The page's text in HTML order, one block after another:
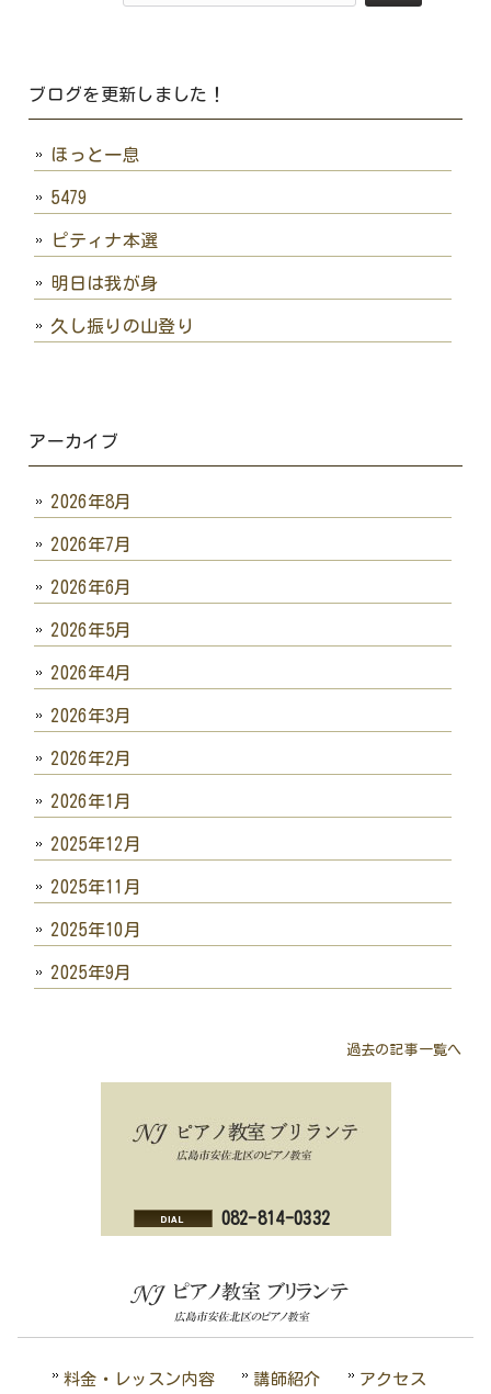
ブログを更新しました！
ほっと一息
5479
ピティナ本選
明日は我が身
久し振りの山登り
アーカイブ
2026年8月
2026年7月
2026年6月
2026年5月
2026年4月
2026年3月
2026年2月
2026年1月
2025年12月
2025年11月
2025年10月
2025年9月
過去の記事一覧へ
082-814-0332
料金・レッスン内容 講師紹介 アクセス